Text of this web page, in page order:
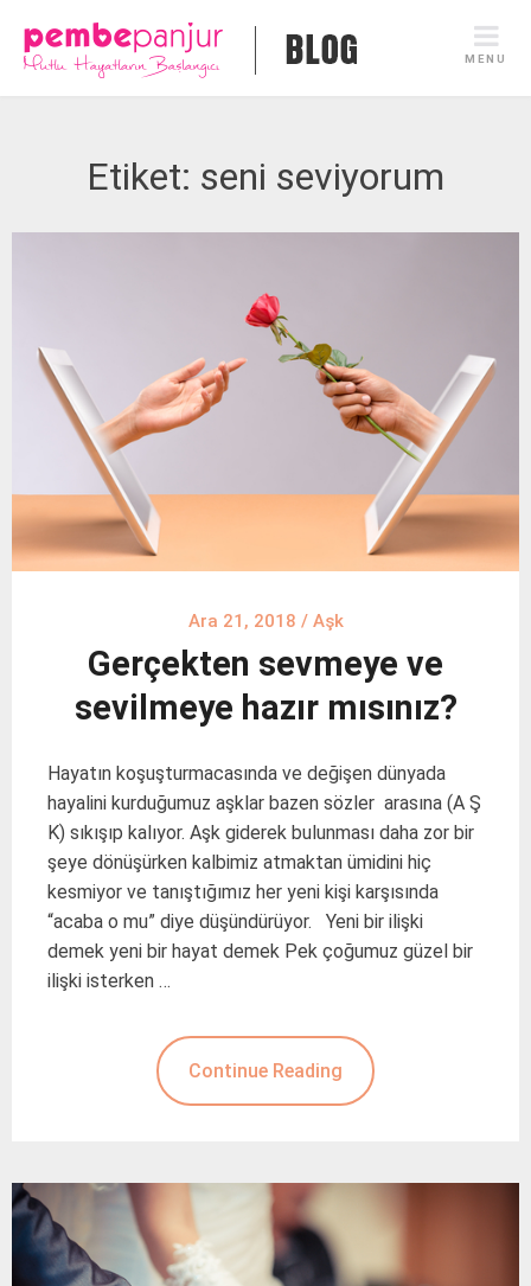
content
MENU
Etiket: seni seviyorum
Ara 21, 2018 / Aşk
Gerçekten sevmeye ve
sevilmeye hazır mısınız?
Hayatın koşuşturmacasında ve değişen dünyada
hayalini kurduğumuz aşklar bazen sözler arasına (A Ş
K) sıkışıp kalıyor. Aşk giderek bulunması daha zor bir
şeye dönüşürken kalbimiz atmaktan ümidini hiç
kesmiyor ve tanıştığımız her yeni kişi karşısında
“acaba o mu” diye düşündürüyor. Yeni bir ilişki
demek yeni bir hayat demek Pek çoğumuz güzel bir
ilişki isterken …
Continue Reading